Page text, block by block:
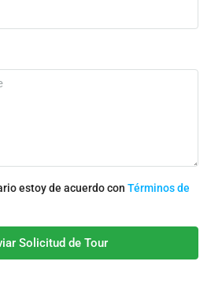
estoy de acuerdo con Términos de
Solicitud de Tour